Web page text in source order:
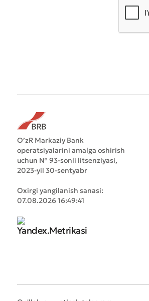
O’zR Markaziy Bank
operatsiyalarini amalga oshirish
uchun № 93-sonli litsenziyasi,
2023-yil 30-sentyabr
Oxirgi yangilanish sanasi:
07.08.2026 16:49:41